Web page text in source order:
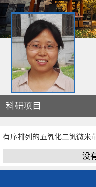
科研项目
有序排列的五氧化二钒微米
没